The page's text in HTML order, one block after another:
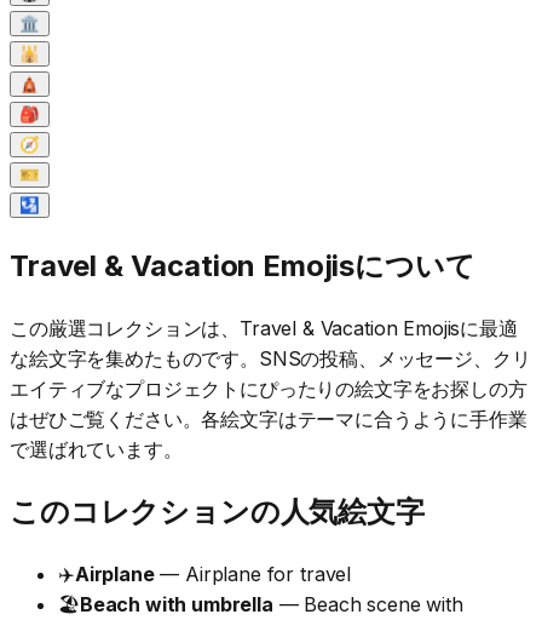
🏛️
🕌
🛕
🎒
🧭
🎫
🛂
Travel & Vacation Emojisについて
この厳選コレクションは、Travel & Vacation Emojisに最適
な絵文字を集めたものです。SNSの投稿、メッセージ、クリ
エイティブなプロジェクトにぴったりの絵文字をお探しの方
はぜひご覧ください。各絵文字はテーマに合うように手作業
で選ばれています。
このコレクションの人気絵文字
✈️Airplane— Airplane for travel
🏖️Beach with umbrella — Beach scene with